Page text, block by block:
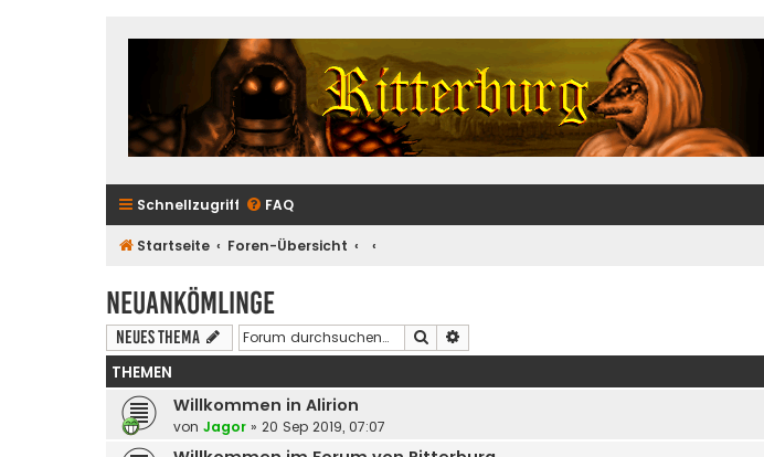
Schnellzugriff FAQ
Startseite Foren-Übersicht
Neuankömlinge
Neues Thema Suche
THEMEN
Willkommen in Alirion
von Jagor » 20 Sep 2019, 07:07